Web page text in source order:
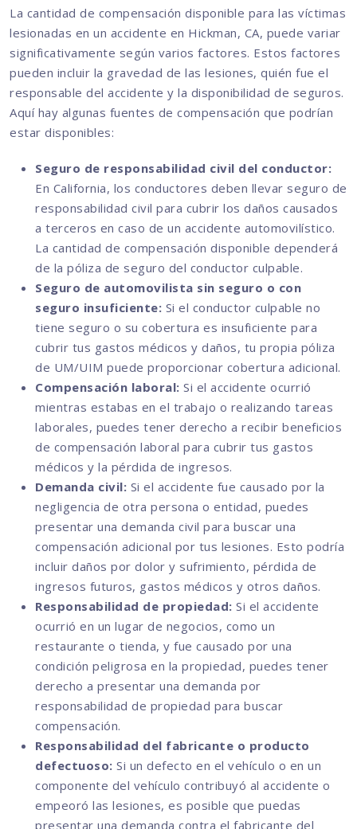
La cantidad de compensación disponible para las víctimas
lesionadas en un accidente en Hickman, CA, puede variar
significativamente según varios factores. Estos factores
pueden incluir la gravedad de las lesiones, quién fue el
responsable del accidente y la disponibilidad de seguros.
Aquí hay algunas fuentes de compensación que podrían
estar disponibles:
Seguro de responsabilidad civil del conductor:
En California, los conductores deben llevar seguro de
responsabilidad civil para cubrir los daños causados
a terceros en caso de un accidente automovilístico.
La cantidad de compensación disponible dependerá
de la póliza de seguro del conductor culpable.
Seguro de automovilista sin seguro o con
seguro insuficiente: Si el conductor culpable no
tiene seguro o su cobertura es insuficiente para
cubrir tus gastos médicos y daños, tu propia póliza
de UM/UIM puede proporcionar cobertura adicional.
Compensación laboral: Si el accidente ocurrió
mientras estabas en el trabajo o realizando tareas
laborales, puedes tener derecho a recibir beneficios
de compensación laboral para cubrir tus gastos
médicos y la pérdida de ingresos.
Demanda civil: Si el accidente fue causado por la
negligencia de otra persona o entidad, puedes
presentar una demanda civil para buscar una
compensación adicional por tus lesiones. Esto podría
incluir daños por dolor y sufrimiento, pérdida de
ingresos futuros, gastos médicos y otros daños.
Responsabilidad de propiedad: Si el accidente
ocurrió en un lugar de negocios, como un
restaurante o tienda, y fue causado por una
condición peligrosa en la propiedad, puedes tener
derecho a presentar una demanda por
responsabilidad de propiedad para buscar
compensación.
Responsabilidad del fabricante o producto
defectuoso: Si un defecto en el vehículo o en un
componente del vehículo contribuyó al accidente o
empeoró las lesiones, es posible que puedas
presentar una demanda contra el fabricante del